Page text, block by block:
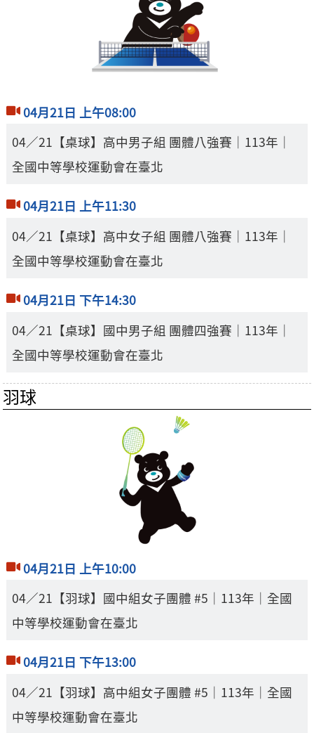
04月21日 上午08:00
04／21【桌球】高中男子組 團體八強賽｜113年｜
全國中等學校運動會在臺北
04月21日 上午11:30
04／21【桌球】高中女子組 團體八強賽｜113年｜
全國中等學校運動會在臺北
04月21日 下午14:30
04／21【桌球】國中男子組 團體四強賽｜113年｜
全國中等學校運動會在臺北
羽球
04月21日 上午10:00
04／21【羽球】國中組女子團體 #5｜113年｜全國
中等學校運動會在臺北
04月21日 下午13:00
04／21【羽球】高中組女子團體 #5｜113年｜全國
中等學校運動會在臺北